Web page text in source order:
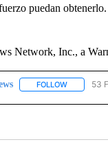
puedan obtenerlo.
Network, Inc., a
FOLLOWFOLLOW53